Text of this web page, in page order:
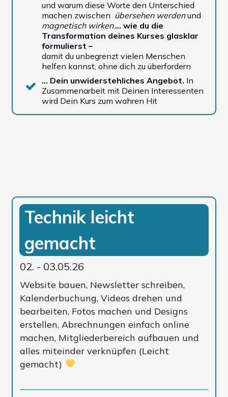
und warum diese Worte den Unterschied
machen zwischen übersehen werdenund
magnetisch wirken.… wie du die
Transformation deines Kurses glasklar
formulierst –
damit du unbegrenzt vielen Menschen
helfen kannst, ohne dich zu überfordern
... Dein unwiderstehliches Angebot. In
Zusammenarbeit mit Deinen Interessenten
wird Dein Kurs zum wahren Hit
Technik leicht
gemacht
02. - 03.05.26
Website bauen, Newsletter schreiben,
Kalenderbuchung, Videos drehen und
bearbeiten, Fotos machen und Designs
erstellen, Abrechnungen einfach online
machen, Mitgliederbereich aufbauen und
alles miteinder verknüpfen (Leicht
gemacht)